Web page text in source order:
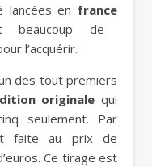
lancées en france
beaucoup de
l’acquérir.
des tout premiers
originalequi
seulement. Par
faite au prix de
Ce tirage est